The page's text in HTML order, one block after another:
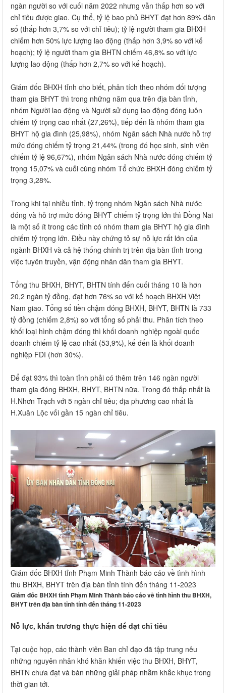
ngàn người so với cuối năm 2022 nhưng vẫn thấp hơn so với
chỉ tiêu được giao. Cụ thể, tỷ lệ bao phủ BHYT đạt hơn 89% dân
số (thấp hơn 3,7% so với chỉ tiêu); tỷ lệ người tham gia BHXH
chiếm hơn 50% lực lượng lao động (thấp hơn 3,9% so với kế
hoạch); tỷ lệ người tham gia BHTN chiếm 46,8% so với lực
lượng lao động (thấp hơn 2,7% so với kế hoạch).
Giám đốc BHXH tỉnh cho biết, phân tích theo nhóm đối tượng
tham gia BHYT thì trong những năm qua trên địa bàn tỉnh,
nhóm Người lao động và Người sử dụng lao động đóng luôn
chiếm tỷ trọng cao nhất (27,26%), tiếp đến là nhóm tham gia
BHYT hộ gia đình (25,98%), nhóm Ngân sách Nhà nước hỗ trợ
mức đóng chiếm tỷ trọng 21,44% (trong đó học sinh, sinh viên
chiếm tỷ lệ 96,67%), nhóm Ngân sách Nhà nước đóng chiếm tỷ
trọng 15,07% và cuối cùng nhóm Tổ chức BHXH đóng chiếm tỷ
trọng 3,28%.
Trong khi tại nhiều tỉnh, tỷ trọng nhóm Ngân sách Nhà nước
đóng và hỗ trợ mức đóng BHYT chiếm tỷ trọng lớn thì Đồng Nai
là một số ít trong các tỉnh có nhóm tham gia BHYT hộ gia đình
chiếm tỷ trọng lớn. Điều này chứng tỏ sự nỗ lực rất lớn của
ngành BHXH và cả hệ thống chính trị trên địa bàn tỉnh trong
việc tuyên truyền, vận động nhân dân tham gia BHYT.
Tổng thu BHXH, BHYT, BHTN tính đến cuối tháng 10 là hơn
20,2 ngàn tỷ đồng, đạt hơn 76% so với kế hoạch BHXH Việt
Nam giao. Tổng số tiền chậm đóng BHXH, BHYT, BHTN là 733
tỷ đồng (chiếm 2,8%) so với tổng số phải thu. Phân tích theo
khối loại hình chậm đóng thì khối doanh nghiệp ngoài quốc
doanh chiếm tỷ lệ cao nhất (53,9%), kế đến là khối doanh
nghiệp FDI (hơn 30%).
Để đạt 93% thì toàn tỉnh phải có thêm trên 146 ngàn người
tham gia đóng BHXH, BHYT, BHTN nữa. Trong đó thấp nhất là
H.Nhơn Trạch với 5 ngàn chỉ tiêu; địa phương cao nhất là
H.Xuân Lộc vối gần 15 ngàn chỉ tiêu.
Giám đốc BHXH tỉnh Phạm Minh Thành báo cáo về tình hình
thu BHXH, BHYT trên địa bàn tỉnh tính đến tháng 11-2023
Giám đốc BHXH tỉnh Phạm Minh Thành báo cáo về tình hình thu BHXH,
BHYT trên địa bàn tỉnh tính đến tháng 11-2023
Nỗ lực, khẩn trương thực hiện để đạt chỉ tiêu
Tại cuộc họp, các thành viên Ban chỉ đạo đã tập trung nêu
những nguyên nhân khó khăn khiến việc thu BHXH, BHYT,
BHTN chưa đạt và bàn những giải pháp nhằm khắc khục trong
thời gian tới.